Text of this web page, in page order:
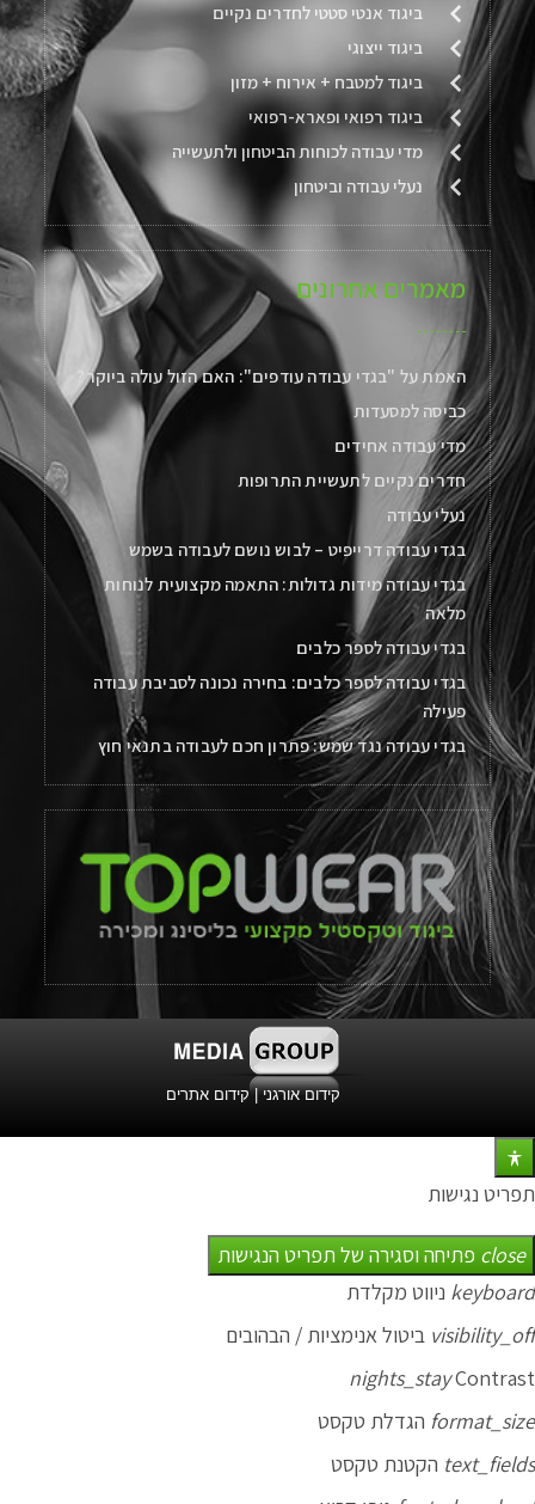
ביגוד אנטי סטטי לחדרים נקיים
ביגוד ייצוגי
ביגוד למטבח + אירוח + מזון
ביגוד רפואי ופארא-רפואי
מדי עבודה לכוחות הביטחון ולתעשייה
נעלי עבודה וביטחון
מאמרים אחרונים
האמת על "בגדי עבודה עודפים": האם הזול עולה ביוקר?
כביסה למסעדות
מדי עבודה אחידים
חדרים נקיים לתעשיית התרופות
נעלי עבודה
בגדי עבודה דרייפיט – לבוש נושם לעבודה בשמש
בגדי עבודה מידות גדולות: התאמה מקצועית לנוחות
מלאה
בגדי עבודה לספר כלבים
בגדי עבודה לספר כלבים: בחירה נכונה לסביבת עבודה
פעילה
בגדי עבודה נגד שמש: פתרון חכם לעבודה בתנאי חוץ
קידום אורגני|קידום אתרים
תפריט נגישות
close פתיחה וסגירה של תפריט הנגישות
keyboard ניווט מקלדת
visibility_off ביטול אנימציות / הבהובים
nights_stayContrast
format_size הגדלת טקסט
text_fields הקטנת טקסט